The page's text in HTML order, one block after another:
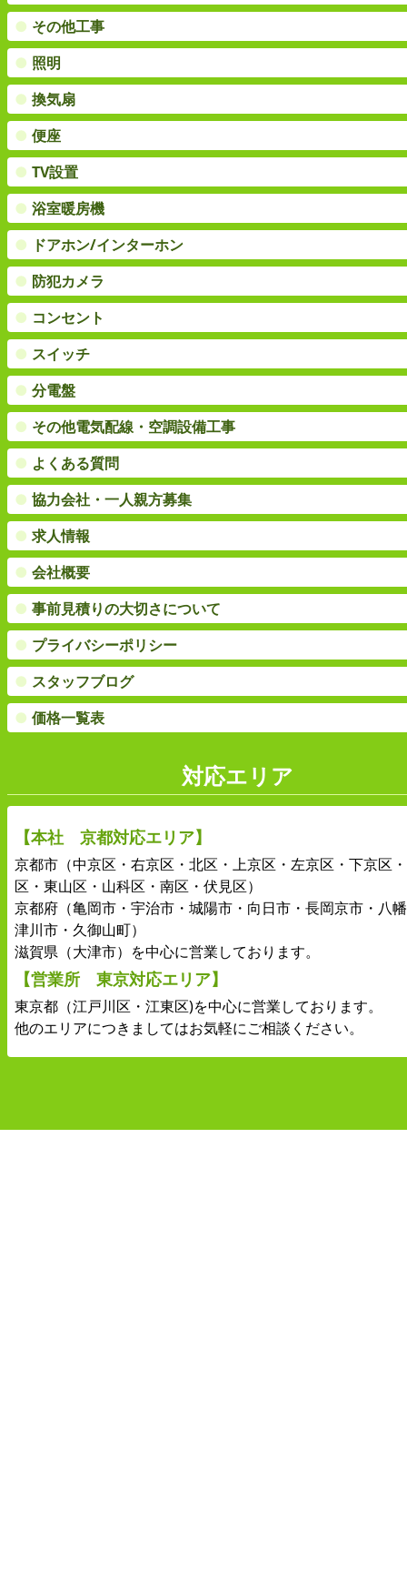
● その他工事
● 照明
● 換気扇
● 便座
● TV設置
● 浴室暖房機
● ドアホン/インターホン
● 防犯カメラ
● コンセント
● スイッチ
● 分電盤
● その他電気配線・空調設備工事
● よくある質問
● 協力会社・一人親方募集
● 求人情報
● 会社概要
● 事前見積りの大切さについて
● プライバシーポリシー
● スタッフブログ
● 価格一覧表
対応エリア
【本社 京都対応エリア】
京都市（中京区・右京区・北区・上京区・左京区・下京区
区・東山区・山科区・南区・伏見区）
京都府（亀岡市・宇治市・城陽市・向日市・長岡京市・八
津川市・久御山町）
滋賀県（大津市）を中心に営業しております。
【営業所 東京対応エリア】
東京都（江戸川区・江東区)を中心に営業しております。
他のエリアにつきましてはお気軽にご相談ください。